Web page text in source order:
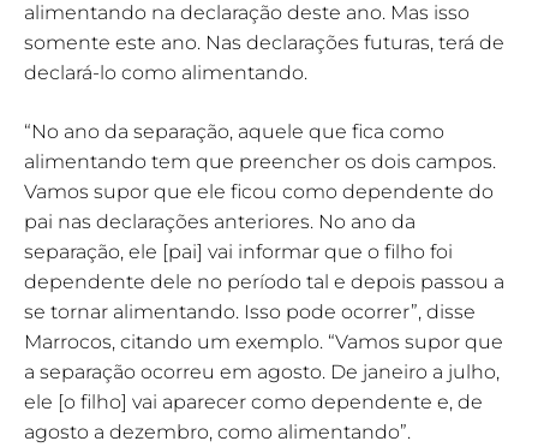
alimentando na declaração deste ano. Mas isso
somente este ano. Nas declarações futuras, terá de
declará-lo como alimentando.
“No ano da separação, aquele que fica como
alimentando tem que preencher os dois campos.
Vamos supor que ele ficou como dependente do
pai nas declarações anteriores. No ano da
separação, ele [pai] vai informar que o filho foi
dependente dele no período tal e depois passou a
se tornar alimentando. Isso pode ocorrer”, disse
Marrocos, citando um exemplo. “Vamos supor que
a separação ocorreu em agosto. De janeiro a julho,
ele [o filho] vai aparecer como dependente e, de
agosto a dezembro, como alimentando”.